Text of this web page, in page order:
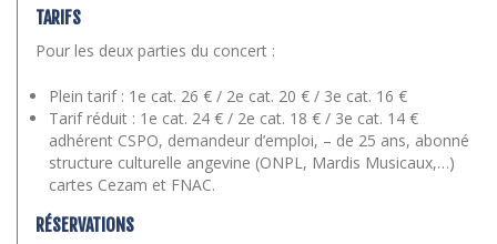
TARIFS
Pour les deux parties du concert :
Plein tarif : 1e cat. 26 € / 2e cat. 20 € / 3e cat. 16 €
Tarif réduit : 1e cat. 24 € / 2e cat. 18 € / 3e cat. 14 €
adhérent CSPO, demandeur d’emploi, – de 25 ans, abonné
structure culturelle angevine (ONPL, Mardis Musicaux,…)
cartes Cezam et FNAC.
RÉSERVATIONS